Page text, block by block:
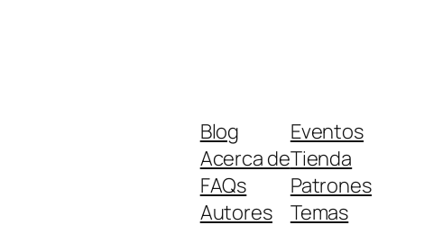
Blog
Acerca de
FAQs
Autores
Eventos
Tienda
Patrones
Temas